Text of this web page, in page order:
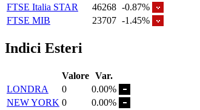
FTSE Italia STAR
46268 -0.87%
FTSE MIB
23707 -1.45%
Indici Esteri
Valore Var.
LONDRA
0
0.00%
NEW YORK 0
0.00%